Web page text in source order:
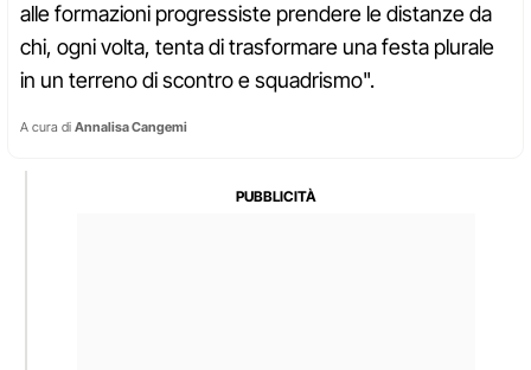
alle formazioni progressiste prendere le distanze da
chi, ogni volta, tenta di trasformare una festa plurale
in un terreno di scontro e squadrismo".
A cura di Annalisa Cangemi